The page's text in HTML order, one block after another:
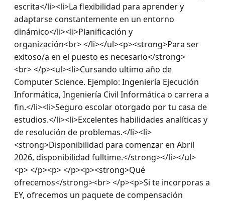
escrita</li><li>La flexibilidad para aprender y
adaptarse constantemente en un entorno
dinámico</li><li>Planificación y
organización<br> </li></ul><p><strong>Para ser
exitoso/a en el puesto es necesario</strong>
<br> </p><ul><li>Cursando ultimo año de
Computer Science. Ejemplo: Ingeniería Ejecución
Informática, Ingeniería Civil Informática o carrera a
fin.</li><li>Seguro escolar otorgado por tu casa de
estudios.</li><li>Excelentes habilidades analíticas y
de resolución de problemas.</li><li>
<strong>Disponibilidad para comenzar en Abril
2026, disponibilidad fulltime.</strong></li></ul>
<p> </p><p> </p><p><strong>Qué
ofrecemos</strong><br> </p><p>Si te incorporas a
EY, ofrecemos un paquete de compensación